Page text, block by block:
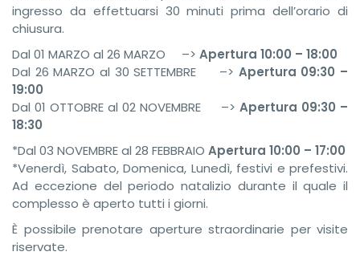
ingresso da effettuarsi 30 minuti prima dell’orario di
chiusura.
Dal 01 MARZO al 26 MARZO –> Apertura 10:00 – 18:00
Dal 26 MARZO al 30 SETTEMBRE –> Apertura 09:30 –
19:00
Dal 01 OTTOBRE al 02 NOVEMBRE –> Apertura 09:30 –
18:30
*Dal 03 NOVEMBRE al 28 FEBBRAIO Apertura 10:00 – 17:00
*Venerdì, Sabato, Domenica, Lunedì, festivi e prefestivi.
Ad eccezione del periodo natalizio durante il quale il
complesso è aperto tutti i giorni.
È possibile prenotare aperture straordinarie per visite
riservate.